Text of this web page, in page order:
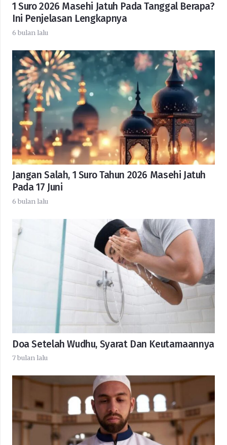
1 Suro 2026 Masehi Jatuh Pada Tanggal Berapa?
Ini Penjelasan Lengkapnya
6 bulan lalu
Jangan Salah, 1 Suro Tahun 2026 Masehi Jatuh
Pada 17 Juni
6 bulan lalu
Doa Setelah Wudhu, Syarat Dan Keutamaannya
7 bulan lalu